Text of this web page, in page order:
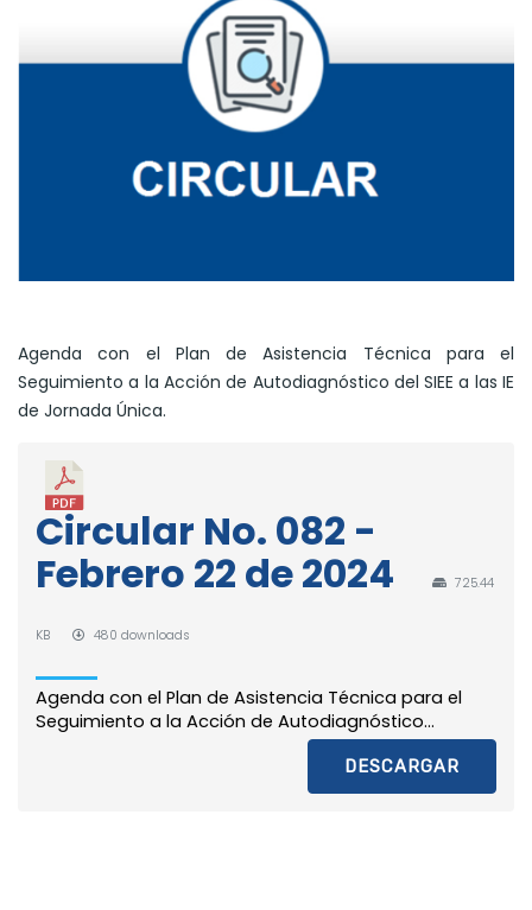
Agenda con el Plan de Asistencia Técnica para el
Seguimiento a la Acción de Autodiagnóstico del SIEE a las IE
de Jornada Única.
Circular No. 082 -
Febrero 22 de 2024
725.44
KB 480 downloads
Agenda con el Plan de Asistencia Técnica para el
Seguimiento a la Acción de Autodiagnóstico...
DESCARGAR